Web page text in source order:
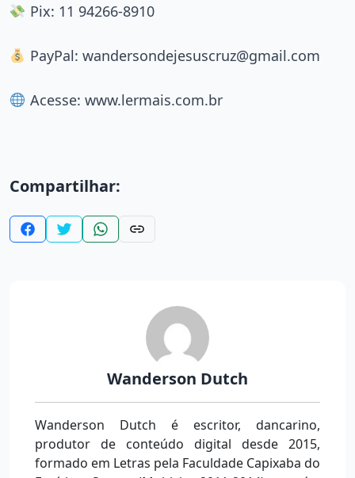
Pix: 11 94266-8910
PayPal: wandersondejesuscruz@gmail.com
Acesse: www.lermais.com.br
Compartilhar:
Wanderson Dutch
Wanderson Dutch é escritor, dancarino,
produtor de conteúdo digital desde 2015,
formado em Letras pela Faculdade Capixaba do